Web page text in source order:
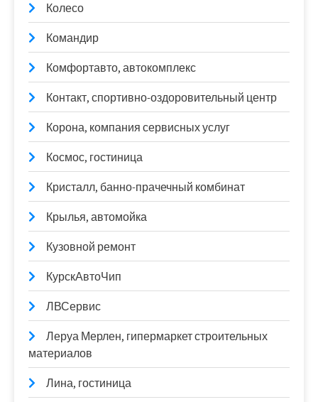
Колесо
Командир
Комфортавто, автокомплекс
Контакт, спортивно-оздоровительный центр
Корона, компания сервисных услуг
Космос, гостиница
Кристалл, банно-прачечный комбинат
Крылья, автомойка
Кузовной ремонт
КурскАвтоЧип
ЛВСервис
Леруа Мерлен, гипермаркет строительных
материалов
Лина, гостиница